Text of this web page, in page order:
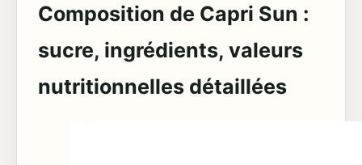
Composition de Capri Sun :
sucre, ingrédients, valeurs
nutritionnelles détaillées